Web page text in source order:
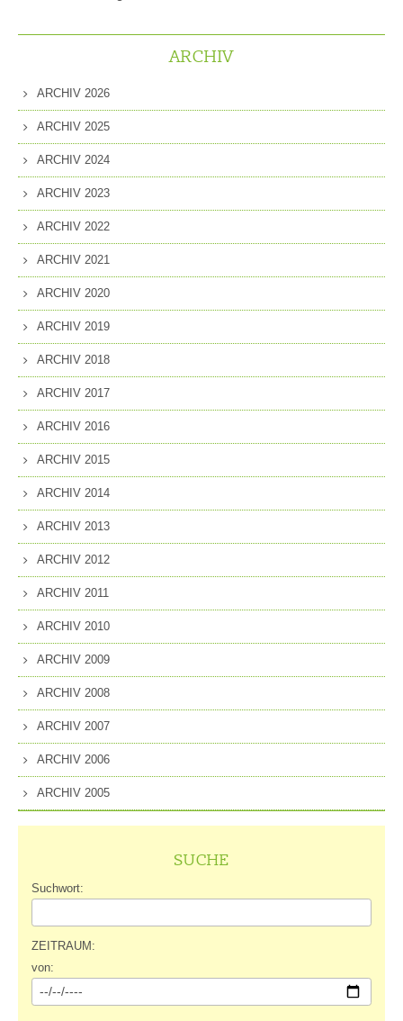
ARCHIV
ARCHIV 2026
ARCHIV 2025
ARCHIV 2024
ARCHIV 2023
ARCHIV 2022
ARCHIV 2021
ARCHIV 2020
ARCHIV 2019
ARCHIV 2018
ARCHIV 2017
ARCHIV 2016
ARCHIV 2015
ARCHIV 2014
ARCHIV 2013
ARCHIV 2012
ARCHIV 2011
ARCHIV 2010
ARCHIV 2009
ARCHIV 2008
ARCHIV 2007
ARCHIV 2006
ARCHIV 2005
SUCHE
Suchwort:
ZEITRAUM:
von: